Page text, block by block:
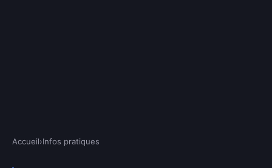
INFOS PRATIQUES
Accueil›Infos pratiques